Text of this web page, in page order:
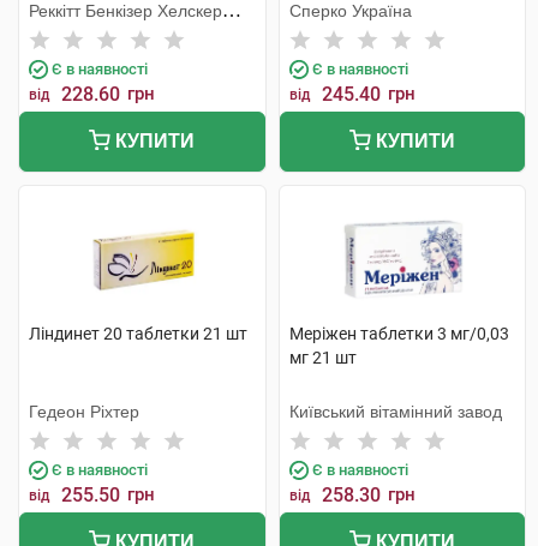
Реккітт Бенкізер Хелскер
Мануфектурінг
Є в наявності
від 228.60 грн
КУПИТИ
Сперко Україна
Є в наявності
від 245.40 грн
КУПИТИ
Ліндинет 20 таблетки 21 шт
Гедеон Ріхтер
Є в наявності
від 255.50 грн
КУПИТИ
Меріжен таблетки 3 мг/0,03
мг 21 шт
Київський вітамінний завод
Є в наявності
від 258.30 грн
КУПИТИ